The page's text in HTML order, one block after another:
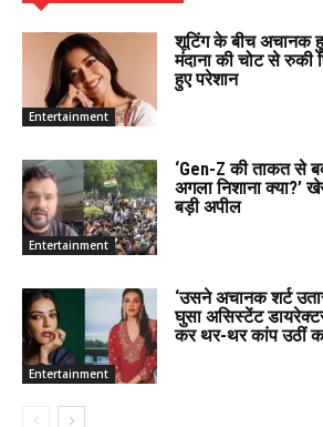
Entertainment
शूटिंग के बीच अचानक
मंदाना की चोट से रुकी
हुए परेशान
Entertainment
‘Gen-Z की ताकत से
अगला निशाना क्या?’
बड़ी अपील
Entertainment
‘उसने अचानक शर्ट
घुसा असिस्टेंट
कर थर-थर कांप उठीं